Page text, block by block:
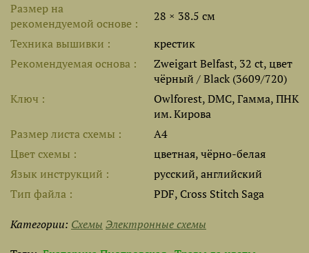
Размер на
рекомендуемой основе
28 × 38.5 см
Техника вышивки
крестик
Рекомендуемая основа
Zweigart Belfast, 32 ct, цвет
чёрный / Black (3609/720)
Ключ
Owlforest, DMC, Гамма, ПНК
им. Кирова
Размер листа cхемы
A4
Цвет схемы
цветная, чёрно-белая
Язык инструкций
русский, английский
Тип файла
PDF, Cross Stitch Saga
Категории: Схемы Электронные схемы